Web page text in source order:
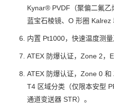
Kynar® PVDF（聚偏二氟乙
蓝宝石棱镜、O 形圈 Kalrez
内置 Pt1000，快速温度测量
ATEX 防爆认证，Zone 2，
ATEX 防爆认证，Zone 0
T4 区域分类（仅限本安型
通道变送器 STR）。